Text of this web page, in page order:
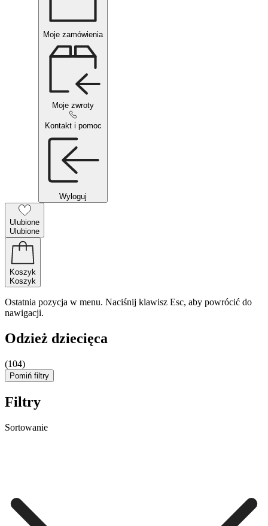
Moje zamówienia
Moje zwroty
Kontakt i pomoc
Wyloguj
Ulubione
Ulubione
Koszyk
Koszyk
Ostatnia pozycja w menu. Naciśnij klawisz Esc, aby powrócić do
nawigacji.
Odzież dziecięca
(104)
Pomiń filtry
Filtry
Sortowanie